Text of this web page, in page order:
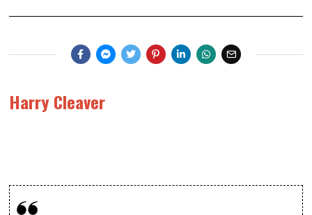
2
2
3
2
0
2
Harry Cleaver